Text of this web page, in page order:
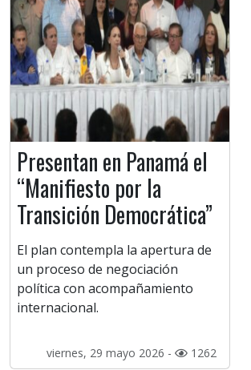
Presentan en Panamá el
“Manifiesto por la
Transición Democrática”
El plan contempla la apertura de
un proceso de negociación
política con acompañamiento
internacional.
viernes, 29 mayo 2026 - 1262